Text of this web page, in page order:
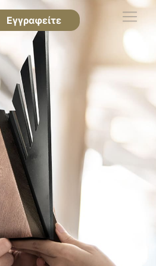
Εγγραφείτε